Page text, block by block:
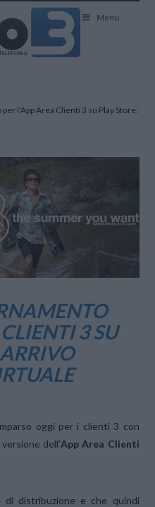
Menu
l’App Area Clienti 3 su Play Store:
CLIENTI 3 SU
oggi per i clienti 3 con
dell’App Area Clienti
di distribuzione e che quindi